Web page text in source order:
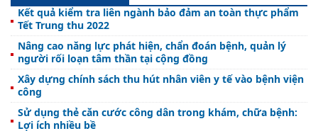
Kết quả kiểm tra liên ngành bảo đảm an toàn thực phẩm
Tết Trung thu 2022
Nâng cao năng lực phát hiện, chẩn đoán bệnh, quản lý
người rối loạn tâm thần tại cộng đồng
Xây dựng chính sách thu hút nhân viên y tế vào bệnh viện
công
Sử dụng thẻ căn cước công dân trong khám, chữa bệnh:
Lợi ích nhiều bề